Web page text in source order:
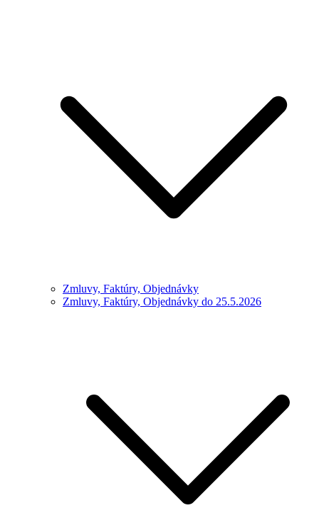
Zmluvy, Faktúry, Objednávky
Zmluvy, Faktúry, Objednávky do 25.5.2026